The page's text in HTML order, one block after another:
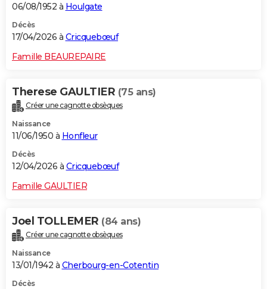
06/08/1952 à Houlgate
Décès
17/04/2026 à Cricquebœuf
Famille BEAUREPAIRE
Therese GAULTIER (75 ans)
Créer une cagnotte obsèques
Naissance
11/06/1950 à Honfleur
Décès
12/04/2026 à Cricquebœuf
Famille GAULTIER
Joel TOLLEMER (84 ans)
Créer une cagnotte obsèques
Naissance
13/01/1942 à Cherbourg-en-Cotentin
Décès